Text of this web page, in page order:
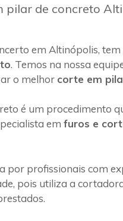
pilar de concreto
em Altinópolis,
. Temos na nossa
o melhor corte em
é um procedimento
em furos e
por profissionais com
pois utiliza a